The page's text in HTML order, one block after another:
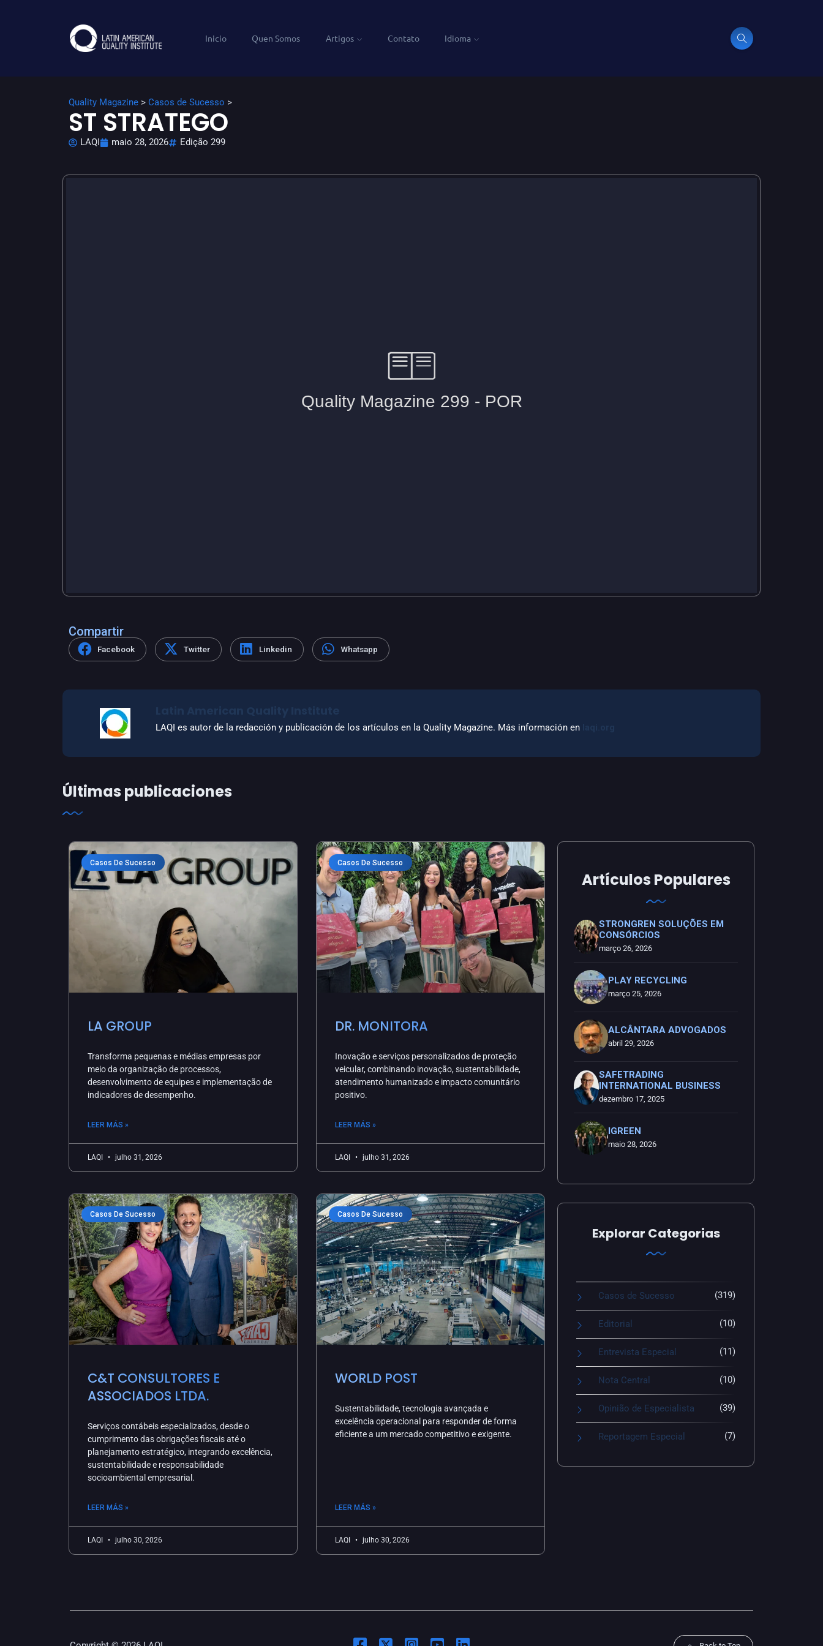
Inicio Quen Somos Artigos Contato Idioma
Quality Magazine > Casos de Sucesso >
ST STRATEGO
LAQI maio 28, 2026 Edição 299
Compartir
Facebook Twitter Linkedin Whatsapp
LAQI es autor de la redacción y publicación de los artículos en la Quality Magazine. Más información en
Últimas publicaciones
Casos De Sucesso
LA GROUP
Transforma pequenas e médias empresas por
meio da organização de processos,
desenvolvimento de equipes e implementação de
indicadores de desempenho.
LEER MÁS »
LAQI julho 31, 2026
Casos De Sucesso
DR. MONITORA
Inovação e serviços personalizados de proteção
veicular, combinando inovação, sustentabilidade,
atendimento humanizado e impacto comunitário
positivo.
LEER MÁS »
LAQI julho 31, 2026
Casos De Sucesso
C&T CONSULTORES E
ASSOCIADOS LTDA.
Serviços contábeis especializados, desde o
cumprimento das obrigações fiscais até o
planejamento estratégico, integrando excelência,
sustentabilidade e responsabilidade
socioambiental empresarial.
LEER MÁS »
LAQI julho 30, 2026
Casos De Sucesso
WORLD POST
Sustentabilidade, tecnologia avançada e
excelência operacional para responder de forma
eficiente a um mercado competitivo e exigente.
LEER MÁS »
LAQI julho 30, 2026
Artículos Populares
STRONGREN SOLUÇÕES EM
CONSÓRCIOS
março 26, 2026
PLAY RECYCLING
março 25, 2026
ALCÂNTARA ADVOGADOS
abril 29, 2026
SAFETRADING
INTERNATIONAL BUSINESS
dezembro 17, 2025
IGREEN
maio 28, 2026
Explorar Categorias
Casos de Sucesso (319)
Editorial (10)
Entrevista Especial (11)
Nota Central (10)
Opinião de Especialista (39)
Reportagem Especial (7)